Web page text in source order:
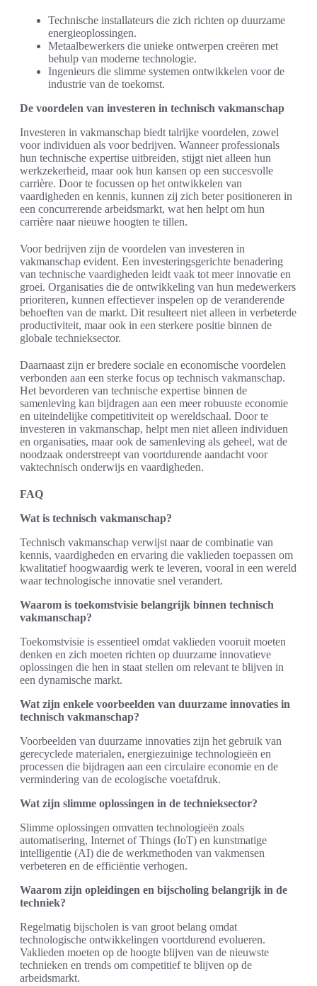
Technische installateurs die zich richten op duurzame
energieoplossingen.
Metaalbewerkers die unieke ontwerpen creëren met
behulp van moderne technologie.
Ingenieurs die slimme systemen ontwikkelen voor de
industrie van de toekomst.
De voordelen van investeren in technisch vakmanschap
Investeren in vakmanschap biedt talrijke voordelen, zowel
voor individuen als voor bedrijven. Wanneer professionals
hun technische expertise uitbreiden, stijgt niet alleen hun
werkzekerheid, maar ook hun kansen op een succesvolle
carrière. Door te focussen op het ontwikkelen van
vaardigheden en kennis, kunnen zij zich beter positioneren in
een concurrerende arbeidsmarkt, wat hen helpt om hun
carrière naar nieuwe hoogten te tillen.
Voor bedrijven zijn de voordelen van investeren in
vakmanschap evident. Een investeringsgerichte benadering
van technische vaardigheden leidt vaak tot meer innovatie en
groei. Organisaties die de ontwikkeling van hun medewerkers
prioriteren, kunnen effectiever inspelen op de veranderende
behoeften van de markt. Dit resulteert niet alleen in verbeterde
productiviteit, maar ook in een sterkere positie binnen de
globale technieksector.
Daarnaast zijn er bredere sociale en economische voordelen
verbonden aan een sterke focus op technisch vakmanschap.
Het bevorderen van technische expertise binnen de
samenleving kan bijdragen aan een meer robuuste economie
en uiteindelijke competitiviteit op wereldschaal. Door te
investeren in vakmanschap, helpt men niet alleen individuen
en organisaties, maar ook de samenleving als geheel, wat de
noodzaak onderstreept van voortdurende aandacht voor
vaktechnisch onderwijs en vaardigheden.
FAQ
Wat is technisch vakmanschap?
Technisch vakmanschap verwijst naar de combinatie van
kennis, vaardigheden en ervaring die vaklieden toepassen om
kwalitatief hoogwaardig werk te leveren, vooral in een wereld
waar technologische innovatie snel verandert.
Waarom is toekomstvisie belangrijk binnen technisch
vakmanschap?
Toekomstvisie is essentieel omdat vaklieden vooruit moeten
denken en zich moeten richten op duurzame innovatieve
oplossingen die hen in staat stellen om relevant te blijven in
een dynamische markt.
Wat zijn enkele voorbeelden van duurzame innovaties in
technisch vakmanschap?
Voorbeelden van duurzame innovaties zijn het gebruik van
gerecyclede materialen, energiezuinige technologieën en
processen die bijdragen aan een circulaire economie en de
vermindering van de ecologische voetafdruk.
Wat zijn slimme oplossingen in de technieksector?
Slimme oplossingen omvatten technologieën zoals
automatisering, Internet of Things (IoT) en kunstmatige
intelligentie (AI) die de werkmethoden van vakmensen
verbeteren en de efficiëntie verhogen.
Waarom zijn opleidingen en bijscholing belangrijk in de
techniek?
Regelmatig bijscholen is van groot belang omdat
technologische ontwikkelingen voortdurend evolueren.
Vaklieden moeten op de hoogte blijven van de nieuwste
technieken en trends om competitief te blijven op de
arbeidsmarkt.